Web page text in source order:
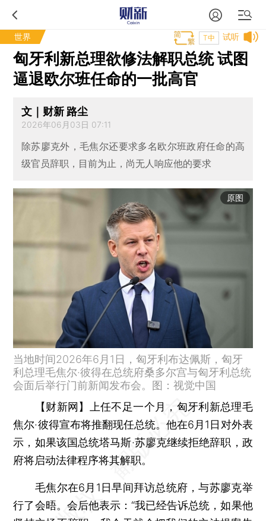
世界 试听
T中
匈牙利新总理欲修法解职总统 试图
逼退欧尔班任命的一批高官
文｜财新 路尘
2026年06月03日 07:11
除苏廖克外，毛焦尔还要求多名欧尔班政府任命的高
级官员辞职，目前为止，尚无人响应他的要求
原图
当地时间2026年6月1日，匈牙利布达佩斯，匈牙
利总理毛焦尔·彼得在总统府桑多尔宫与匈牙利总统
会面后举行门前新闻发布会。图：视觉中国
【财新网】
上任不足一个月，匈牙利新总理毛
焦尔·彼得宣布将推翻现任总统。他在6月1日对外表
示，如果该国总统塔马斯·苏廖克继续拒绝辞职，政
府将启动法律程序将其解职。
毛焦尔在6月1日早间拜访总统府，与苏廖克举
行了会晤。会后他表示：“我已经告诉总统，如果他